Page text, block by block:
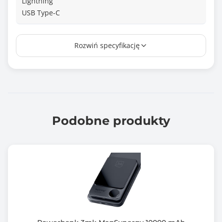
USB Type-C
Konfiguracje prądu wyjściowego
5V-2A/9V-2,22A/12V-1,5A 18W (max.)
Wspierane technologie
Zabezpieczenie przed przegrzaniem
Zabezpieczenie przed przeładowaniem
Zabezpieczenie przed przeciążeniem
Grafitowo-czarny (Graphite-black)
Rozwiń specyfikację
Podobne produkty